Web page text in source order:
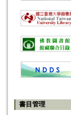
書目管理